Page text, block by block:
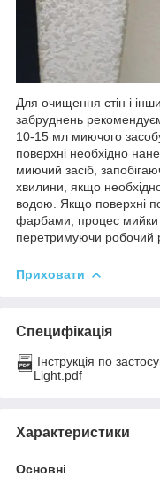
Для очищення стін і
забруднень
10-15 мл миючого
поверхні необхідно
миючий засіб,
хвилини, якщо
водою. Якщо поверхні
фарбами, процес мийки
перетримуючи робочий
Приховати
Специфікація
Інструкція по
Light.pdf
Характеристики
Основні